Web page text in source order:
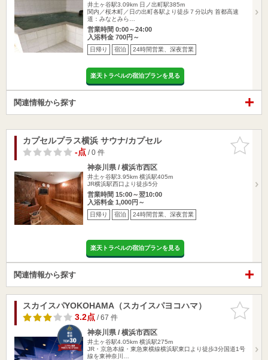
井土ヶ谷駅3.09km 日ノ出町駅385m
関内／桜木町／日の出町各駅より徒歩７分以内 首都高速
道：みなとみら…
営業時間 0:00～24:00
入浴料金 700円～
日帰り 宿泊 24時間営業、深夜営業
楽天トラベルの宿泊プランを見る
関連情報から探す
お気に入
りに追加
カプセルプラス横浜 サウナ/カプセル
-点/ 0 件
神奈川県 / 横浜市西区
井土ヶ谷駅3.95km 横浜駅405m
JR横浜駅西口より徒歩5分
営業時間 15:00～翌10:00
入浴料金 1,000円～
日帰り 宿泊 24時間営業、深夜営業
楽天トラベルの宿泊プランを見る
関連情報から探す
お気に入
りに追加
スカイスパYOKOHAMA（スカイスパヨコハマ）
3.2点/ 67 件
神奈川県 / 横浜市西区
井土ヶ谷駅4.05km 横浜駅275m
JR・京急本線・東急東横線横浜駅東口より徒歩3分国道1号
線を東神奈川…